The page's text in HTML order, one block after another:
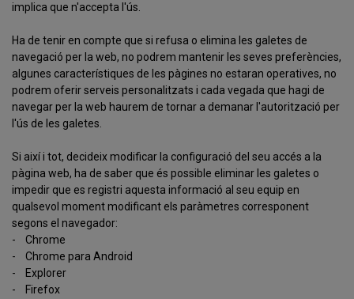
implica que n'accepta l'ús.
Ha de tenir en compte que si refusa o elimina les galetes de
navegació per la web, no podrem mantenir les seves preferències,
algunes característiques de les pàgines no estaran operatives, no
podrem oferir serveis personalitzats i cada vegada que hagi de
navegar per la web haurem de tornar a demanar l'autorització per
l'ús de les galetes.
Si així i tot, decideix modificar la configuració del seu accés a la
pàgina web, ha de saber que és possible eliminar les galetes o
impedir que es registri aquesta informació al seu equip en
qualsevol moment modificant els paràmetres corresponent
segons el navegador:
- Chrome
- Chrome para Android
-
Explorer
-
Firefox